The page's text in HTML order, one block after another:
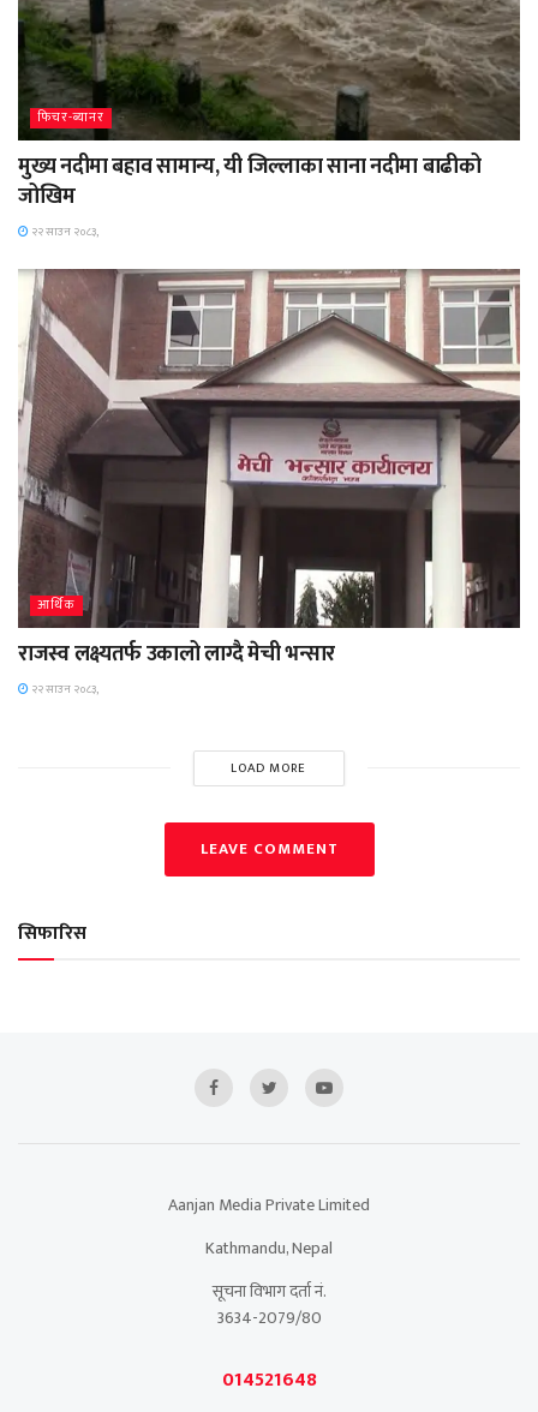
फिचर-ब्यानर
मुख्य नदीमा बहाव सामान्य, यी जिल्लाका साना नदीमा बाढीको
जोखिम
२२ साउन २०८३,
आर्थिक
राजस्व लक्ष्यतर्फ उकालो लाग्दै मेची भन्सार
२२ साउन २०८३,
LOAD MORE
LEAVE COMMENT
सिफारिस
Aanjan Media Private Limited
Kathmandu, Nepal
सूचना विभाग दर्ता नं.
3634-2079/80
014521648